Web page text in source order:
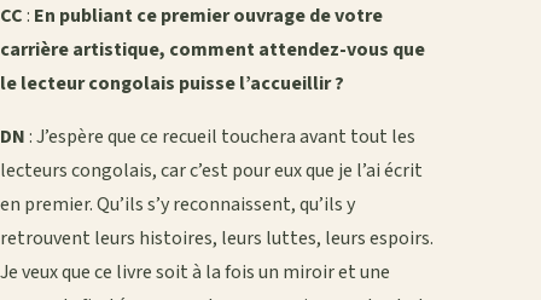
CC : En publiant ce premier ouvrage de votre
carrière artistique, comment attendez-vous que
le lecteur congolais puisse l’accueillir ?
DN : J’espère que ce recueil touchera avant tout les
lecteurs congolais, car c’est pour eux que je l’ai écrit
en premier. Qu’ils s’y reconnaissent, qu’ils y
retrouvent leurs histoires, leurs luttes, leurs espoirs.
Je veux que ce livre soit à la fois un miroir et une